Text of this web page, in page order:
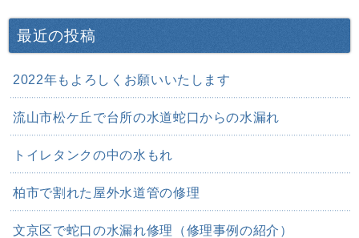
最近の投稿
2022年もよろしくお願いいたします
流山市松ケ丘で台所の水道蛇口からの水漏れ
トイレタンクの中の水もれ
柏市で割れた屋外水道管の修理
文京区で蛇口の水漏れ修理（修理事例の紹介）